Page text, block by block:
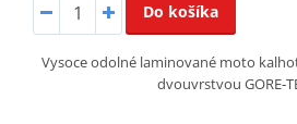
Do košíka
Vysoce odolné laminované moto
dvouvrstvou